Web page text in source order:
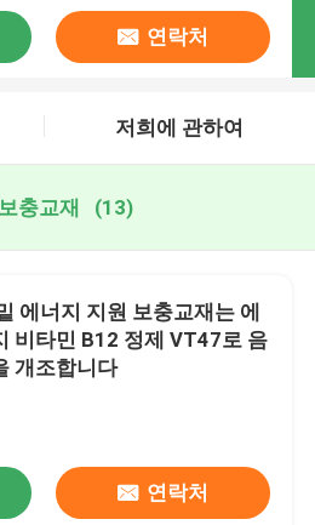
연락처
저희에 관하여
충교재 (13)
에너지 지원 보충교재는 에
비타민 B12 정제 VT47로 음
개조합니다
연락처